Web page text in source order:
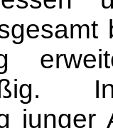
junger